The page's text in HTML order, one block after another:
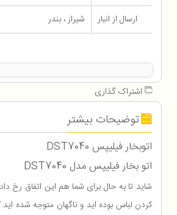
ارسال از انبار
شیراز ، بندر
اشتراک گذاری
توضیحات بیشتر
اتوبخار فیلیپس DST7040
اتو بخار فیلیپس مدل DST7040
شاید تا به حال برای شما هم این اتفاق رخ
کردن لباس بوده اید و ناگهان متوجه شده اید